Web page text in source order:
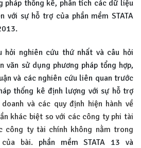
pháp thống kê, phân tích các dữ liệu
với sự hỗ trợ của phần mềm STATA
hỏi nghiên cứu thứ nhất và câu hỏi
văn sử dụng phương pháp tổng hợp,
và các nghiên cứu liên quan trước
thống kê định lượng với sự hỗ trợ
và các quy định hiện hành về
khác biệt so với các công ty phi tài
công ty tài chính không nằm trong
bài. phần mềm STATA 13 và